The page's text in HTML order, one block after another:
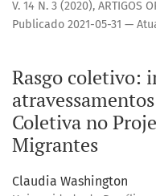
V. 14 N. 3 (2020), ARTIGOS
Rasgo coletivo:
Coletiva no
Migrantes
Publicado 2021-05-31 —
Claudia Washington